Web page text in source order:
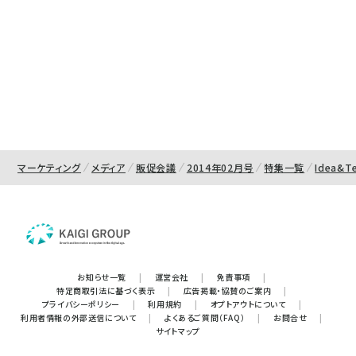
マーケティング メディア 販促会議 2014年02月号 特集一覧
お知らせ一覧 | 運営会社 | 免責事項
|
特定商取引法に基づく表示
| 広告掲載・協賛のご案内
|
プライバシーポリシー
| 利用規約 | オプトアウトについて
|
利用者情報の外部送信について
| よくあるご質問（FAQ） | お問合せ
|
サイトマップ